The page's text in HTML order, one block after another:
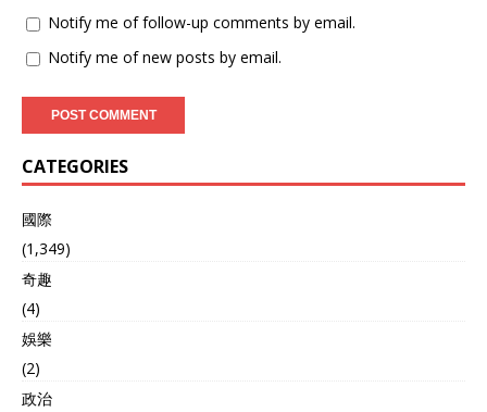
Notify me of follow-up comments by email.
Notify me of new posts by email.
CATEGORIES
國際
(1,349)
奇趣
(4)
娛樂
(2)
政治